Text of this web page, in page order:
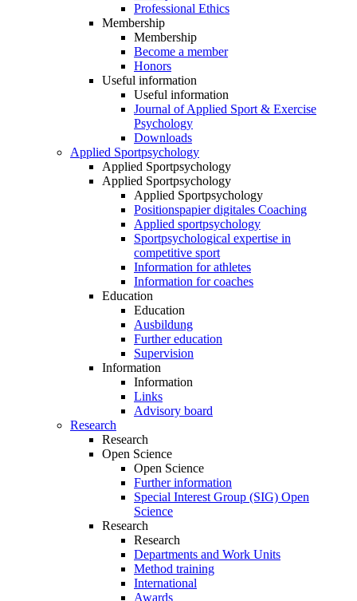
Professional Ethics
Membership
Membership
Become a member
Honors
Useful information
Useful information
Journal of Applied Sport & Exercise
Psychology
Downloads
Applied Sportpsychology
Applied Sportpsychology
Applied Sportpsychology
Applied Sportpsychology
Positionspapier digitales Coaching
Applied sportpsychology
Sportpsychological expertise in
competitive sport
Information for athletes
Information for coaches
Education
Education
Ausbildung
Further education
Supervision
Information
Information
Links
Advisory board
Research
Research
Open Science
Open Science
Further information
Special Interest Group (SIG) Open
Science
Research
Research
Departments and Work Units
Method training
International
Awards